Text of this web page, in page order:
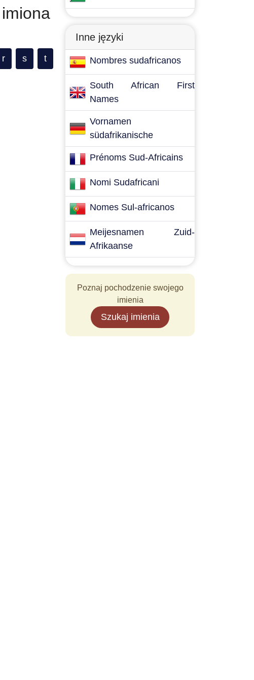
r s t
Inne języki
Nombres sudafricanos
South African First
Names
Vornamen
südafrikanische
Prénoms Sud-Africains
Nomi Sudafricani
Nomes Sul-africanos
Meijesnamen Zuid-
Afrikaanse
Poznaj pochodzenie swojego
imienia
Szukaj imienia